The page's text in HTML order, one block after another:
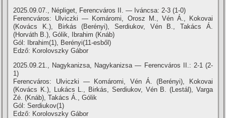
2025.09.07., Népliget, Ferencváros II. — Iváncsa: 2-3 (1-0)
Ferencváros: Ulviczki — Komáromi, Orosz M., Vén Á., Kokovai
(Kovács K.), Birkás (Berényi), Serdiukov, Vén B., Takács Á.
(Horváth B.), Gólik, Ibrahim (Knáb)
Gól: Ibrahim(1), Berényi(11-esből)
Edző: Korolovszky Gábor
2025.09.21., Nagykanizsa, Nagykanizsa — Ferencváros II.: 2-1 (2-
1)
Ferencváros: Ulviczki — Komáromi, Vén Á. (Berényi), Kokovai
(Kovács K.), Lukács L., Birkás, Serdiukov, Vén B. (Lestál), Varga
Zé. (Knáb), Takács Á., Gólik
Gól: Serdiukov(1)
Edző: Korolovszky Gábor